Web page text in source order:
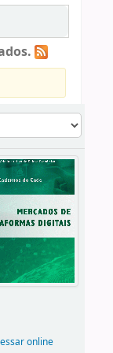
online